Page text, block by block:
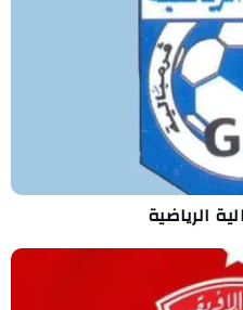
الرياضية